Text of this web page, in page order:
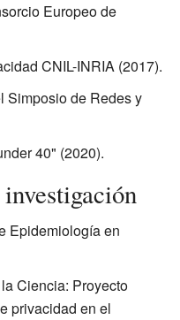
Europeo de
CNIL-INRIA (2017).
Simposio de Redes y
40" (2020).
Epidemiología en
Ciencia: Proyecto
privacidad en el